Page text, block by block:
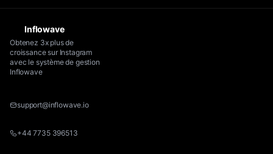
Inflowave
Obtenez 3x plus de
croissance sur Instagram
avec le système de gestion
Inflowave
support@inflowave.io
+44 7735 396513